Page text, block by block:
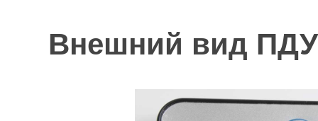
Внешний вид ПДУ